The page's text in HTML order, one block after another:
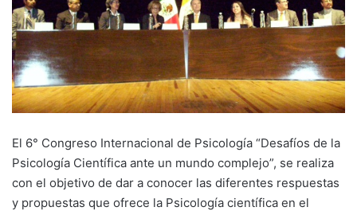
El 6° Congreso Internacional de Psicología “Desafíos de la
Psicología Científica ante un mundo complejo”, se realiza
con el objetivo de dar a conocer las diferentes respuestas
y propuestas que ofrece la Psicología científica en el